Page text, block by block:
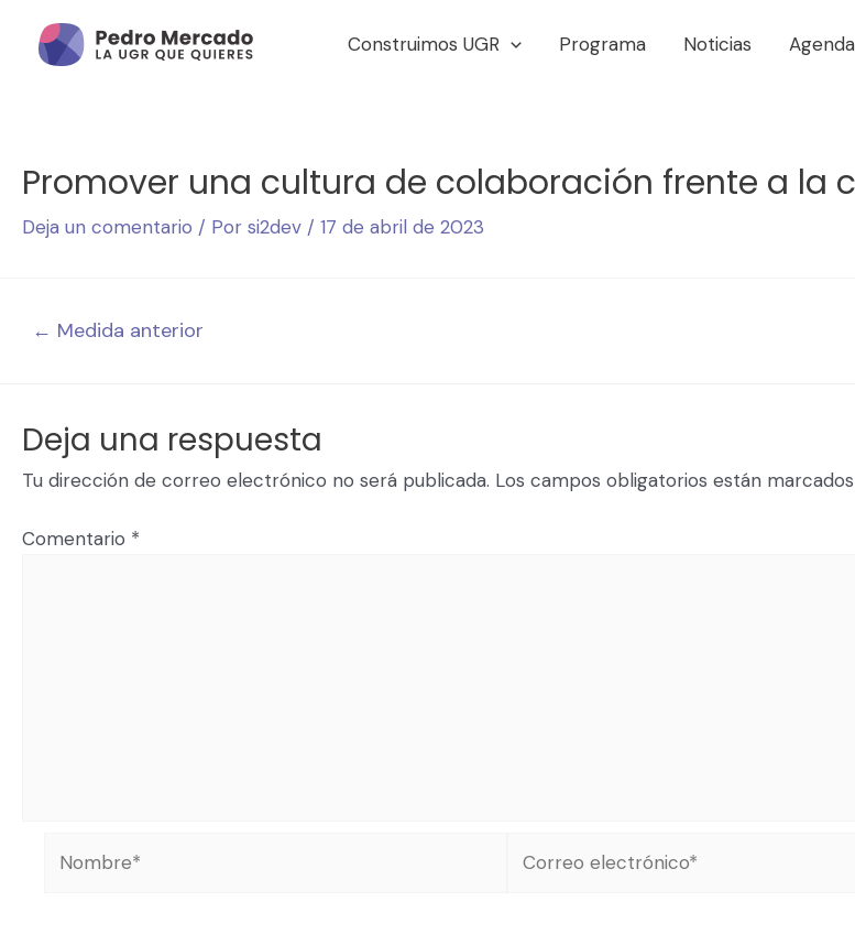
Construimos UGR Programa Noticias Agenda
Promover una cultura de colaboración frente a la
Deja un comentario / Por si2dev / 17 de abril de 2023
← Medida anterior
Deja una respuesta
Tu dirección de correo electrónico no será publicada. Los campos obligatorios están
Comentario *